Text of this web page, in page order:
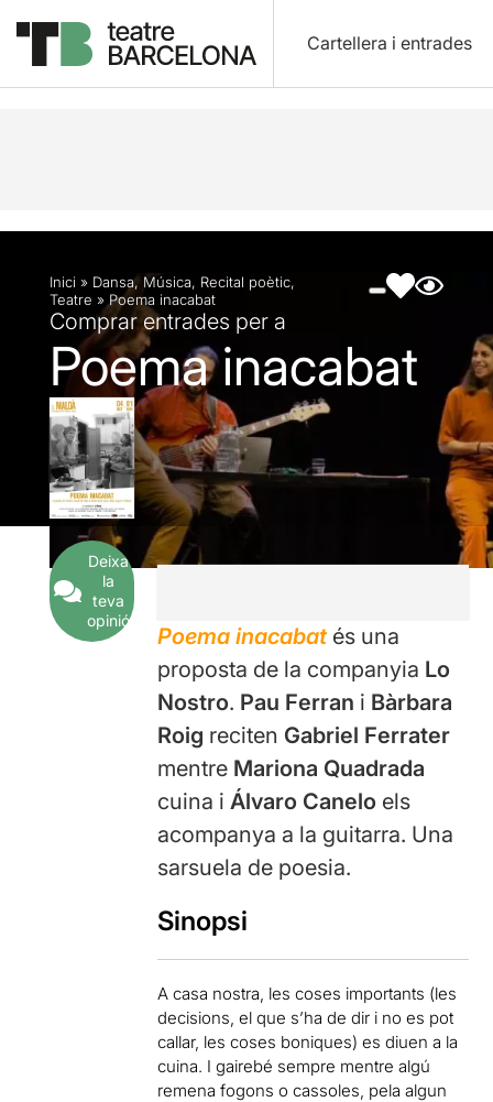
Cartellera i entrades
Descripció Fitxa artística Fotos i vídeos
Inici » Dansa, Música, Recital poètic,
Teatre » Poema inacabat
Comprar entrades per a
Poema inacabat
Deixa
la
teva
opinió
Poema inacabat és una
proposta de la companyia Lo
Nostro. Pau Ferran i Bàrbara
Roig reciten Gabriel Ferrater
mentre Mariona Quadrada
cuina iÁlvaro Canelo els
acompanya a la guitarra. Una
sarsuela de poesia.
Sinopsi
A casa nostra, les coses importants (les
decisions, el que s’ha de dir i no es pot
callar, les coses boniques) es diuen a la
cuina. I gairebé sempre mentre algú
remena fogons o cassoles, pela algun